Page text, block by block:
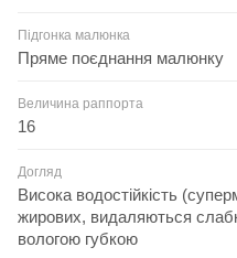
Підгонка малюнка
Пряме поєднання малюнку
Величина раппорта
16
Догляд
Висока водостійкість
жирових, видаляються
вологою губкою